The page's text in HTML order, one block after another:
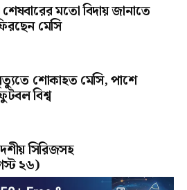
শেষবারের মতো বিদায় জানাতে
মেসি
শোকাহত মেসি, পাশে
বিশ্ব
সিরিজসহ
২৬)